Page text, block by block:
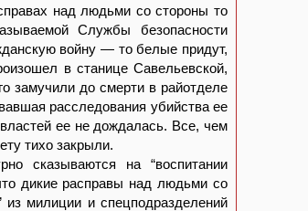
над людьми со стороны то
Службы безопасности
войну — то белые придут,
в станице Савельевской,
замучили до смерти в райотделе
расследования убийства ее
ее не дождалась. Все, чем
тихо закрыли.
сказываются на “воспитании
дикие расправы над людьми со
из милиции и спецподразделений